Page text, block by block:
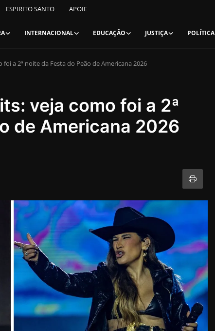
ESPIRITO SANTO APOIE
INTERNACIONAL EDUCAÇÃO JUSTIÇA POLÍTICA
a 2ª noite da Festa do Peão de Americana 2026
veja como foi a 2ª
de Americana 2026